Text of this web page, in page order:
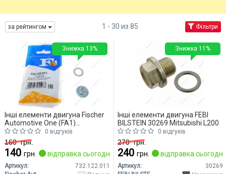
за рейтингом 1 - 30 из 85 Фільтри
Інші елементи двигуна Fischer
Automotive One (FA1)
732.122.011 Mitsubishi L200
0 відгуків
160грн.
140 грн. відправка сьогодні
Артикул:
732.122.011
Знижка 13%
Інші елементи двигуна FEBI
BILSTEIN 30269 Mitsubishi L200
0 відгуків
270грн.
240 грн. відправка сьогодні
Артикул:
30269
Знижка 11%